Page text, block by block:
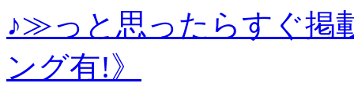
♪≫っと思ったらすぐ掲
ング有!》